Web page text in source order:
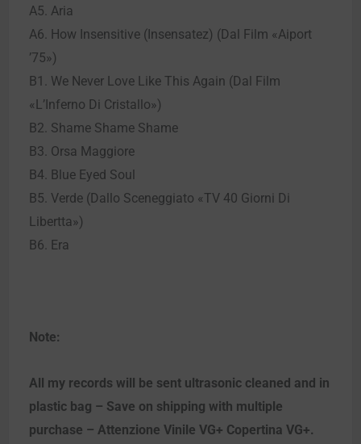
A5. Aria
A6. How Insensitive (Insensatez) (Dal Film «Aiport
’75»)
B1. We Never Love Like This Again (Dal Film
«L’Inferno Di Cristallo»)
B2. Shame Shame Shame
B3. Orsa Maggiore
B4. Blue Eyed Soul
B5. Verde (Dallo Sceneggiato «TV 40 Giorni Di
Libertta»)
B6. Era
Note:
All my records will be sent ultrasonic cleaned and in
plastic bag – Save on shipping with multiple
purchase – Attenzione Vinile VG+ Copertina VG+.